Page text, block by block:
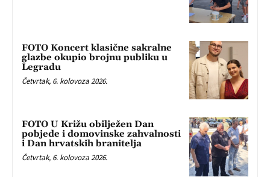
FOTO Koncert klasične sakralne
glazbe okupio brojnu publiku u
Legradu
Četvrtak, 6. kolovoza 2026.
FOTO U Križu obilježen Dan
pobjede i domovinske zahvalnosti
i Dan hrvatskih branitelja
Četvrtak, 6. kolovoza 2026.